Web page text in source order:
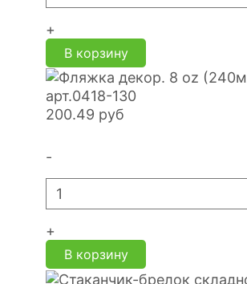
+
В корзину
арт.0418-130
200.49 руб
-
+
В корзину